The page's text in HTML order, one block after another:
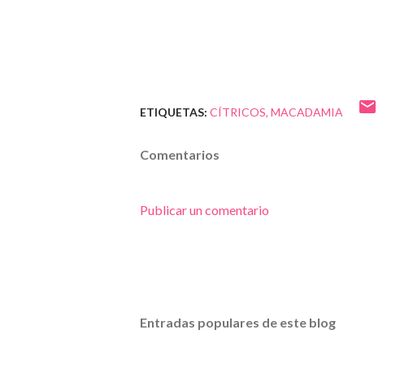
ETIQUETAS: CÍTRICOS MACADAMIA
Comentarios
Publicar un comentario
Entradas populares de este blog